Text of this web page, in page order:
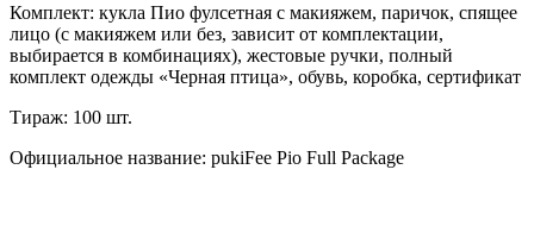
Комплект: кукла Пио фулсетная с макияжем, паричок, спящее
лицо (с макияжем или без, зависит от комплектации,
выбирается в комбинациях) , жестовые ручки, полный
комплект одежды «Черная птица», обувь, коробка, сертификат
Тираж: 100 шт.
Официальное название: pukiFee Pio Full Package